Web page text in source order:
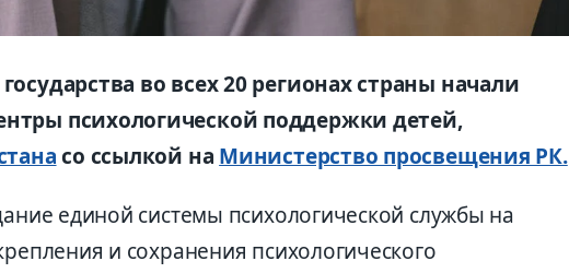
во всех 20 регионах страны начали
психологической поддержки детей,
со ссылкой на Министерство просвещения РК.
единой системы психологической службы на
и сохранения психологического